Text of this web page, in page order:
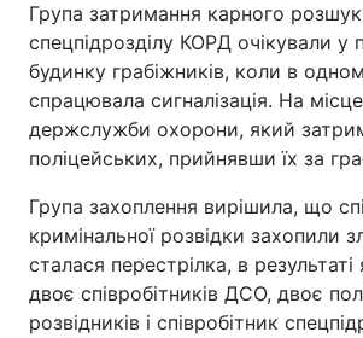
Група затримання карного
спецпідрозділу КОРД очікували у
будинку грабіжників, коли в
спрацювала сигналізація. На
держслужби охорони, який
поліцейських, прийнявши їх за
Група захоплення вирішила, що
кримінальної розвідки захопили
сталася перестрілка, в результаті
двоє співробітників ДСО, двоє
розвідників і співробітник